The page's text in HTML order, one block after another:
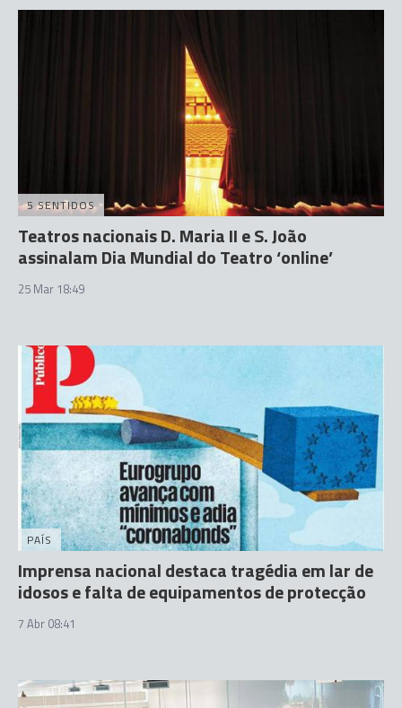
5 SENTIDOS
Teatros nacionais D. Maria II e S. João
assinalam Dia Mundial do Teatro ‘online’
25 Mar 18:49
PAÍS
Imprensa nacional destaca tragédia em lar de
idosos e falta de equipamentos de protecção
7 Abr 08:41